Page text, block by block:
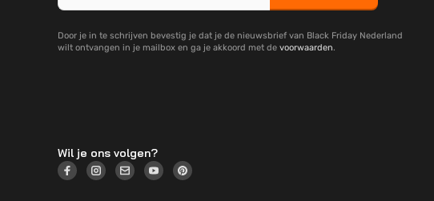
Door je in te schrijven bevestig je dat je de nieuwsbrief van Black Friday Nederland
wilt ontvangen in je mailbox en ga je akkoord met de voorwaarden.
Wil je ons volgen?